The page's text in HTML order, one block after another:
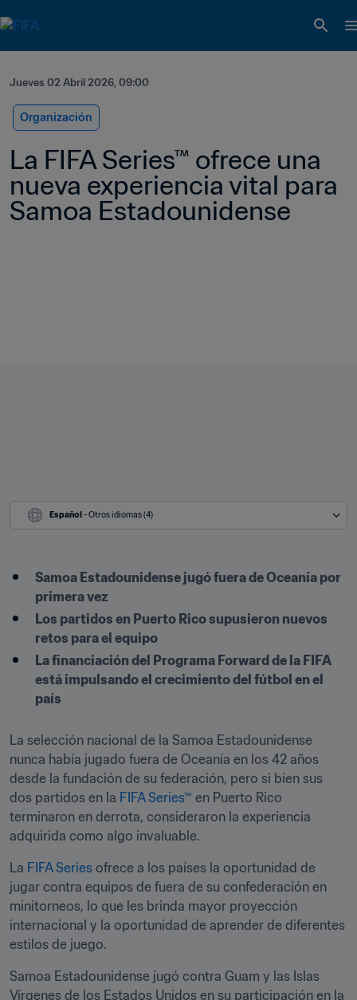
Jueves 02 Abril 2026, 09:00
Organización
La FIFA Series™ ofrece una
nueva experiencia vital para
Samoa Estadounidense
Español - Otros idiomas (4)
Samoa Estadounidense jugó fuera de Oceanía por
primera vez
Los partidos en Puerto Rico supusieron nuevos
retos para el equipo
La financiación del Programa Forward de la FIFA
está impulsando el crecimiento del fútbol en el
país
La selección nacional de la Samoa Estadounidense
nunca había jugado fuera de Oceanía en los 42 años
desde la fundación de su federación, pero si bien sus
dos partidos en la FIFA Series™ en Puerto Rico
terminaron en derrota, consideraron la experiencia
adquirida como algo invaluable.
La FIFA Series ofrece a los países la oportunidad de
jugar contra equipos de fuera de su confederación en
minitorneos, lo que les brinda mayor proyección
internacional y la oportunidad de aprender de diferentes
estilos de juego.
Samoa Estadounidense jugó contra Guam y las Islas